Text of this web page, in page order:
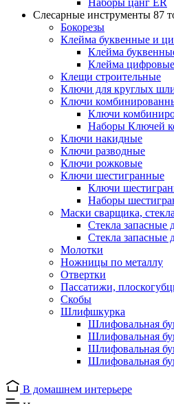
Наборы цанг ER
Слесарные инструменты 87
Бокорезы
Клейма буквенные и
Клейма
Клейма цифровые
Клещи строительные
Ключи для круглых
Ключи
Ключи
Наборы Ключей
Ключи накидные
Ключи разводные
Ключи рожковые
Ключи шестигранные
Ключи
Наборы
Маски сварщика,
Стекла запасные
Стекла запасные
Молотки
Ножницы по металлу
Отвертки
Пассатижи,
Скобы
Шлифшкурка
Шлифовальная
Шлифовальная
Шлифовальная
Шлифовальная
В домашнем интерьере